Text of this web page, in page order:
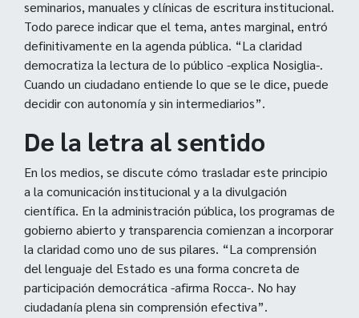
seminarios, manuales y clínicas de escritura institucional.
Todo parece indicar que el tema, antes marginal, entró
definitivamente en la agenda pública. “La claridad
democratiza la lectura de lo público -explica Nosiglia-.
Cuando un ciudadano entiende lo que se le dice, puede
decidir con autonomía y sin intermediarios”.
De la letra al sentido
En los medios, se discute cómo trasladar este principio
a la comunicación institucional y a la divulgación
científica. En la administración pública, los programas de
gobierno abierto y transparencia comienzan a incorporar
la claridad como uno de sus pilares. “La comprensión
del lenguaje del Estado es una forma concreta de
participación democrática -afirma Rocca-. No hay
ciudadanía plena sin comprensión efectiva”.